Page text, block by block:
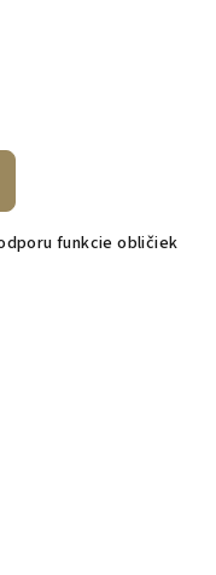
funkcie obličiek